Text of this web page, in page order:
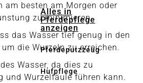
Alles in
Pferdepflege
anzeigen
Pferdeputzzeug
Hufpflege
am besten am Morgen oder
zu minimieren.
das Wasser tief genug in den
die Wurzeln zu erreichen.
Wasser, da dies zu
und Wurzelfäule führen kann.